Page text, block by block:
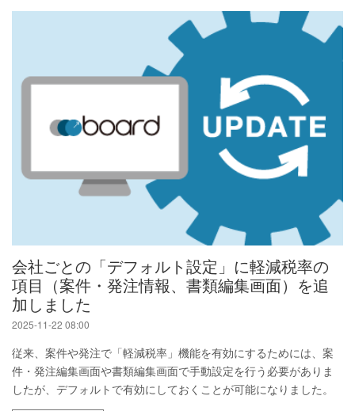
会社ごとの「デフォルト設定」に軽減税率の
項目（案件・発注情報、書類編集画面）を追
加しました
2025-11-22 08:00
従来、案件や発注で「軽減税率」機能を有効にするためには、案
件・発注編集画面や書類編集画面で手動設定を行う必要がありま
したが、デフォルトで有効にしておくことが可能になりました。